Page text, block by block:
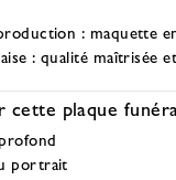
: maquette
: qualité maîtrisée
cette plaque
portrait